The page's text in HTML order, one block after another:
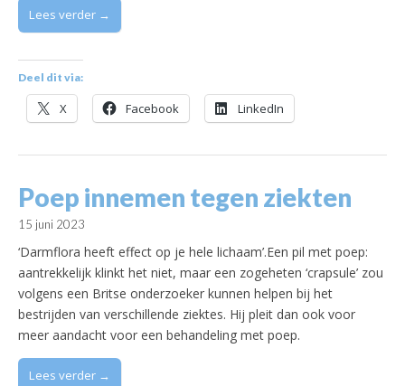
Lees verder →
Deel dit via:
X Facebook LinkedIn
Poep innemen tegen ziekten
15 juni 2023
‘Darmflora heeft effect op je hele lichaam’.Een pil met poep:
aantrekkelijk klinkt het niet, maar een zogeheten ‘crapsule’ zou
volgens een Britse onderzoeker kunnen helpen bij het
bestrijden van verschillende ziektes. Hij pleit dan ook voor
meer aandacht voor een behandeling met poep.
Lees verder →